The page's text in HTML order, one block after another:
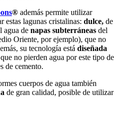
® además permite utilizar
estas lagunas cristalinas: dulce, de
agua de napas subterráneas del
Oriente, por ejemplo), que no
su tecnología está diseñada
no pierden agua por este tipo de
de cemento.
cuerpos de agua también
de gran calidad, posible de utilizar